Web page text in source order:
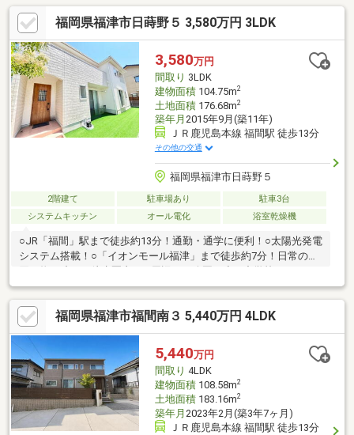
も利用しやすい施設です。将来2部屋として利用できる設計の洋室
が特徴の4号棟。お子様の成長やご家族構成の変化に合わせて使い
方を検討できる間取りです。全居室フローリング仕様となってお
り、掃除もしやすい室内環境です。なお、現地は坂道の途中に位
置しています。周辺環境や距離感も含めて現地にてご確認くださ
い。
福岡県福津市日蒔野５ 3,580万円 3LDK
3,580万円
間取り 3LDK
建物面積104.75m2
土地面積176.68m2
築年月 2015年9月(築11年)
ＪＲ鹿児島本線 福間駅 徒歩13分
その他の交通
福岡県福津市日蒔野５
2階建て 駐車場あり
駐車3台
システムキッチン
オール電化 浴室乾燥機
○JR「福間」駅まで徒歩約13分！通勤・通学に便利！○太陽光発電
システム搭載！○「イオンモール福津」まで徒歩約7分！日常のお
子育て環境も良好！○３LDK＋全居室収納付きで、家族それぞれの
空間も確保！○ 全居室収納付きで荷物が多い家族世帯でも安心で
す○ 広々としたお庭付き！人工芝が綺麗に敷かれており、BBQや
小さなお子様が走り回ることもできます♪○オール電化住宅のた
め、月々のランニングコストが抑えられます♪○ゆとりのある3台
分の駐車スペース！来客時にも安心○陽当たり、通風ともに良好
です♪
福岡県福津市福間南３ 5,440万円 4LDK
5,440万円
間取り 4LDK
建物面積108.58m2
土地面積183.16m2
築年月 2023年2月(築3年7ヶ月)
ＪＲ鹿児島本線 福間駅 徒歩13分